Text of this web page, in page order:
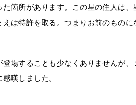
箇所があります。この星の住人は
は特許を取る。つまりお前のものに
場することも少なくありませんが
嘆しました。